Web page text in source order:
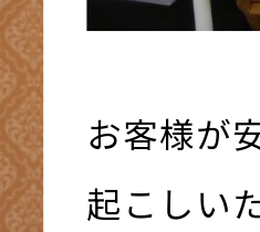
お客様が
起こしい